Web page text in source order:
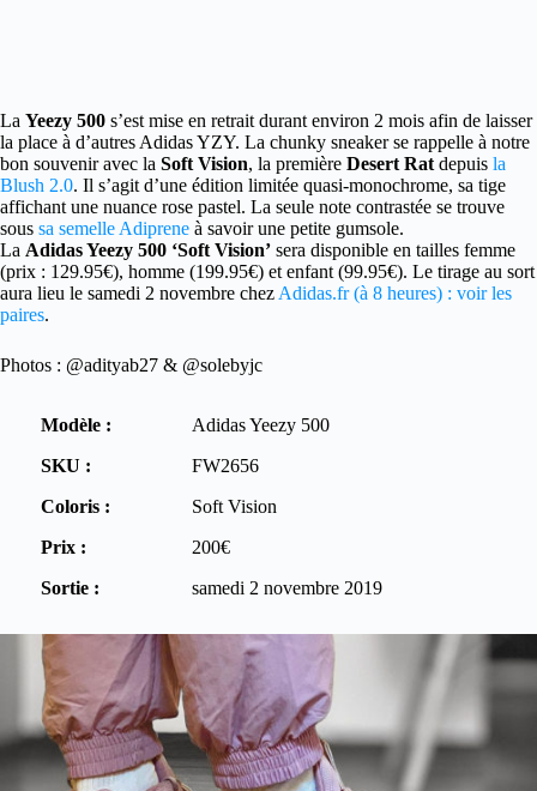
La Yeezy 500 s’est mise en retrait durant environ 2 mois afin de laisser
la place à d’autres Adidas YZY. La chunky sneaker se rappelle à notre
bon souvenir avec la Soft Vision, la première Desert Rat depuis la
Blush 2.0. Il s’agit d’une édition limitée quasi-monochrome, sa tige
affichant une nuance rose pastel. La seule note contrastée se trouve
sous sa semelle Adiprene à savoir une petite gumsole.
La Adidas Yeezy 500 ‘Soft Vision’ sera disponible en tailles femme
(prix : 129.95€), homme (199.95€) et enfant (99.95€). Le tirage au sort
aura lieu le samedi 2 novembre chez Adidas.fr (à 8 heures) : voir les
paires.
Photos : @adityab27 & @solebyjc
Modèle :
Adidas Yeezy 500
SKU :
FW2656
Coloris :
Soft Vision
Prix :
200€
Sortie :
samedi 2 novembre 2019